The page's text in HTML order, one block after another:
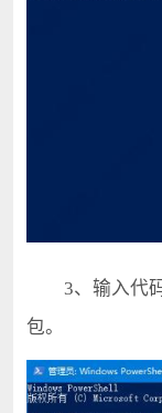
3、输入代码
包。